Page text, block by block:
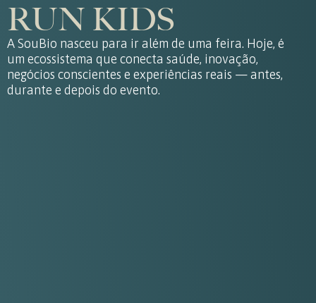
RUN KIDS
A SouBio nasceu para ir além de uma feira. Hoje, é
um ecossistema que conecta saúde, inovação,
negócios conscientes e experiências reais — antes,
durante e depois do evento.